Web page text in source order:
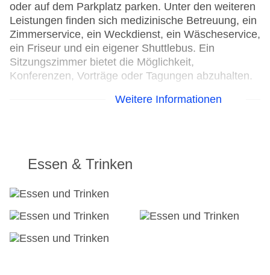
oder auf dem Parkplatz parken. Unter den weiteren
Leistungen finden sich medizinische Betreuung, ein
Zimmerservice, ein Weckdienst, ein Wäscheservice,
ein Friseur und ein eigener Shuttlebus. Ein
Sitzungszimmer bietet die Möglichkeit,
Konferenzen, Vorträge oder Tagungen abzuhalten.
Konferenzraum
Garage: gegen Gebühr
Hoteleröffnung: 1989
Hotelsafe
Letzte umfassende Renovierung: 2008
Weitere Informationen
Essen & Trinken